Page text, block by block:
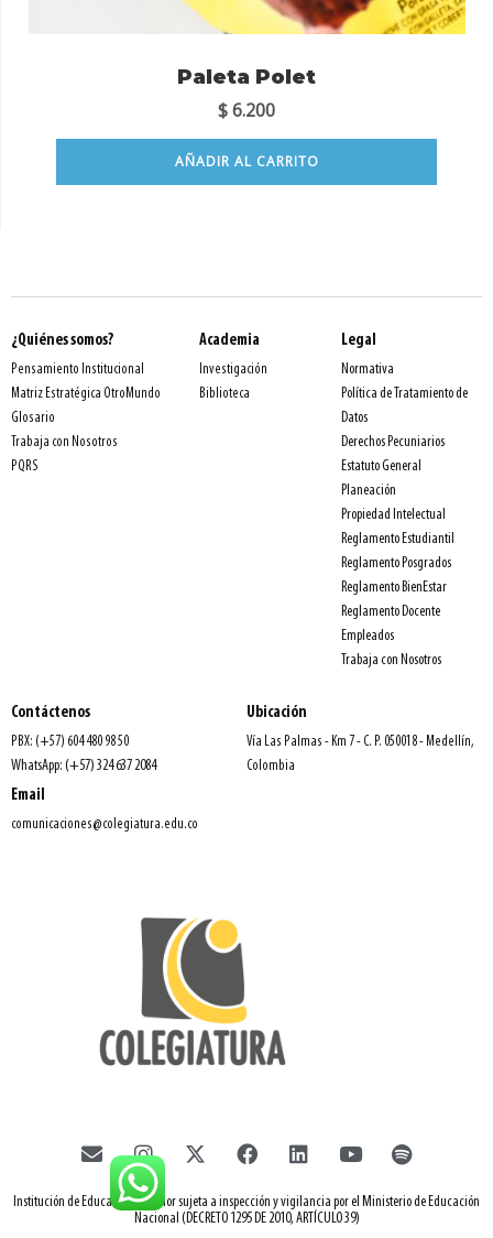
Paleta Polet
$6.200
AÑADIR AL CARRITO
¿Quiénes somos?
Pensamiento Institucional
Matriz Estratégica OtroMundo
Glosario
Trabaja con Nosotros
PQRS
Academia
Investigación
Biblioteca
Legal
Normativa
Política de Tratamiento de
Datos
Derechos Pecuniarios
Estatuto General
Planeación
Propiedad Intelectual
Reglamento Estudiantil
Reglamento Posgrados
Reglamento BienEstar
Reglamento Docente
Empleados
Trabaja con Nosotros
Contáctenos
PBX: (+57) 604 480 98 50
WhatsApp: (+57) 324 637 2084
Email
comunicaciones@colegiatura.edu.co
Ubicación
Vía Las Palmas - Km 7 - C. P. 050018 - Medellín,
Colombia
Institución de Educación Superior sujeta a inspección y vigilancia por el Ministerio de Educación
Nacional (DECRETO 1295 DE 2010, ARTÍCULO 39)